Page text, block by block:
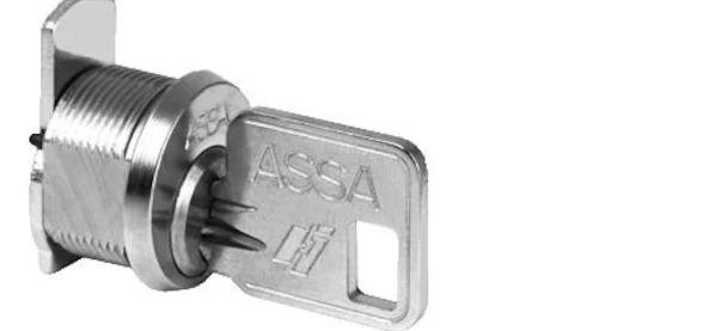
SYLINDER 1345-03-2